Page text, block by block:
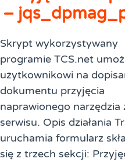
–
Skrypt wykorzystywany
programie TCS.net
użytkownikowi na
dokumentu przyjęcia
naprawionego narzędzia
serwisu. Opis działania
uruchamia formularz
się z trzech sekcji: